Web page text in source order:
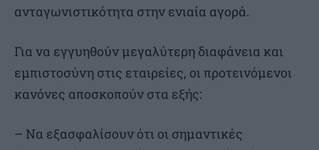
ανταγωνιστικότητα στην ενιαία αγορά.
Για να εγγυηθούν μεγαλύτερη διαφάνεια και
εμπιστοσύνη στις εταιρείες, οι προτεινόμενοι
κανόνες αποσκοπούν στα εξής:
– Να εξασφαλίσουν ότι οι σημαντικές